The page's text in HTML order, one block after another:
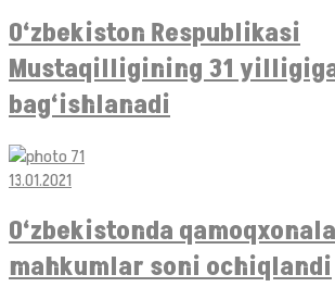
O‘zbekiston Respublikasi
Mustaqilligining 31
bag‘ishlanadi
13.01.2021
O‘zbekistonda
mahkumlar soni ochiqlandi